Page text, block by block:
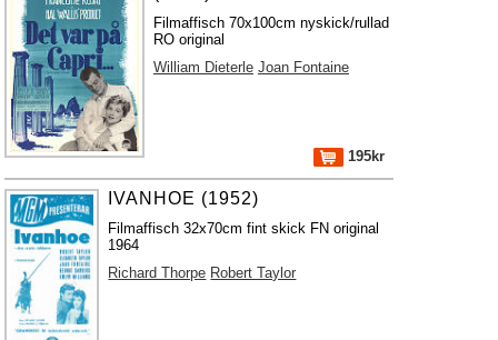
Filmaffisch 70x100cm nyskick/rullad
RO original
William Dieterle Joan Fontaine
195kr
IVANHOE (1952)
Filmaffisch 32x70cm fint skick FN original
1964
Richard Thorpe Robert Taylor